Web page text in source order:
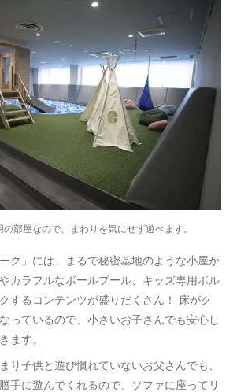
部屋なので、まわりを気にせず遊べます。
ク」には、まるで秘密基地のような小屋か
カラフルなボールプール、キッズ専用ボル
するコンテンツが盛りだくさん！ 床がク
っているので、小さいお子さんでも安心し
ます。
り子供と遊び慣れていないお父さんでも、
手に遊んでくれるので、ソファに座ってリ